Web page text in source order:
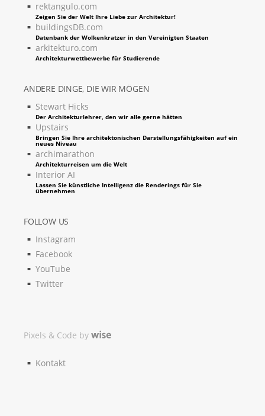
rektangulo.com
Zeigen Sie der Welt Ihre Liebe zur Architektur!
buildingsDB.com
Datenbank der Wolkenkratzer in den Vereinigten Staaten
arkitekturo.com
Architekturwettbewerbe für Studierende
ANDERE DINGE, DIE WIR MÖGEN
Stewart Hicks
Der Architekturlehrer, den wir alle gerne hätten
Upstairs
Bringen Sie Ihre architektonischen Darstellungsfähigkeiten auf ein
neues Niveau
archimarathon
Architekturreisen um die Welt
Interior AI
Lassen Sie künstliche Intelligenz die Renderings für Sie
übernehmen
FOLLOW US
Instagram
Facebook
YouTube
Twitter
Pixels & Code by
Kontakt